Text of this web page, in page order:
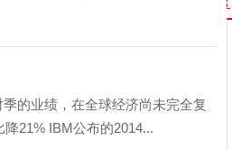
的业绩，在全球经济尚未完全复
21% IBM公布的2014...